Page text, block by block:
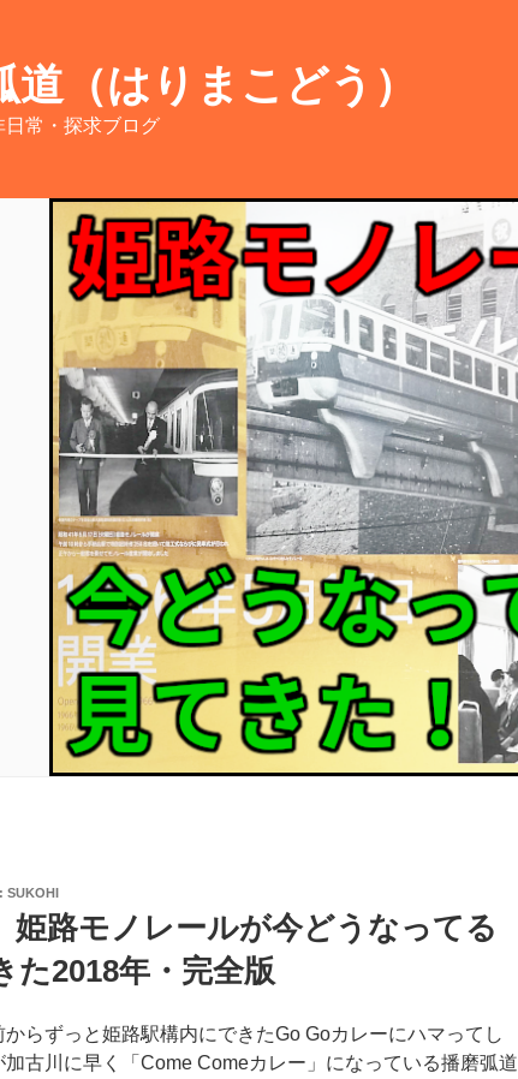
道（はりまこどう）
日常・探求ブログ
SUKOHI
姫路モノレールが今どうなってる
た2018年・完全版
からずっと姫路駅構内にできたGo Goカレーにハマってし
加古川に早く「Come Comeカレー」になっている播磨弧道